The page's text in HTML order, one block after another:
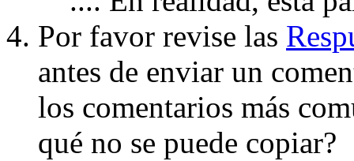
Por favor revise las
antes de enviar un
los comentarios más
qué no se puede copiar?